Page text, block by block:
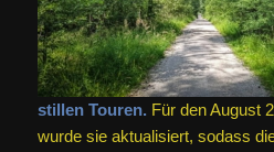
stil­len Tou­ren. Für den August
wurde sie aktualisiert, sodass